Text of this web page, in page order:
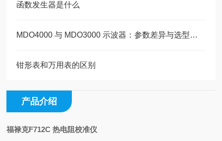
函数发生器是什么
MDO4000 与 MDO3000 示波器：参数差异与选型指南
钳形表和万用表的区别
产品介绍
福禄克F712C 热电阻校准仪